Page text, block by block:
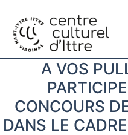
A VOS
CONCOURS
DANS LE